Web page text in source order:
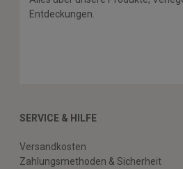
Entdeckungen.
SERVICE & HILFE
Versandkosten
Zahlungsmethoden & Sicherheit